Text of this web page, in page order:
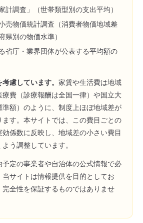
計調査」（世帯類型別の支出平均）
売物価統計調査（消費者物価地域差
県別の物価水準）
省庁・業界団体が公表する平均額の
慮しています。 家賃や生活費は地域
費（診療報酬は全国一律）や国立大
額）のように、制度上ほぼ地域差が
す。本サイトでは、この費目ごとの
係数に反映し、地域差の小さい費目
う調整しています。
定の事業者や自治体の公式情報で必
サイトは情報提供を目的としてお
完全性を保証するものではありませ